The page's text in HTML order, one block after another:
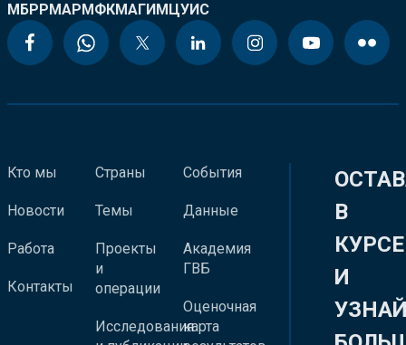
МБРРМАРМФКМАГИМЦУИС
Кто мы
Новости
Работа
Контакты
Страны
Темы
Проекты
и
операции
Исследования
События
Данные
Академия
ГВБ
Оценочная
карта
В
КУРСЕ
И